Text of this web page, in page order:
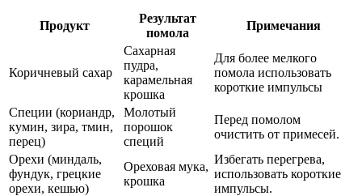
Продукт
Результат
помола
Примечания
Коричневый сахар
Сахарная
пудра,
карамельная
крошка
Для более мелкого
помола использовать
короткие импульсы
Специи (кориандр,
кумин, зира, тмин,
перец)
Молотый
порошок
специй
Перед помолом
очистить от примесей.
Орехи (миндаль,
фундук, грецкие
орехи, кешью)
Ореховая мука,
крошка
Избегать перегрева,
использовать короткие
импульсы.